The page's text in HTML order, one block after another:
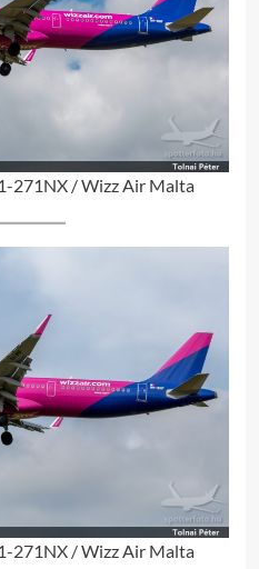
271NX / Wizz Air Malta
271NX / Wizz Air Malta